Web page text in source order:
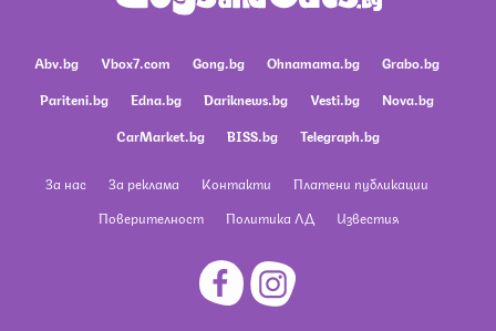
Abv.bg Vbox7.com Gong.bg Ohnamama.bg
Grabo.bg
Pariteni.bg
Edna.bg Dariknews.bg Vesti.bg
Nova.bg
CarMarket.bg
BISS.bg Telegraph.bg
За нас За реклама Контакти
Платени публикации
Поверителност
Политика ЛД Известия